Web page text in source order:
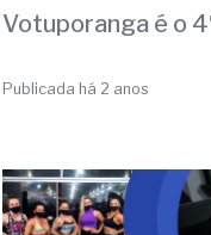
Publicada há 2 anos